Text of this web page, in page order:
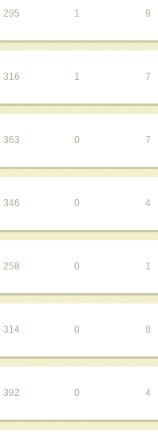
295 1 9
316 1 7
363 0 7
346 0 4
258 0 1
314 0 9
392 0 4